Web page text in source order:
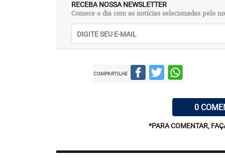
RECEBA NOSSA NEWSLETTER
Comece o dia com as notícias selecionadas pelo
COMPARTILHE
0
*PARA COMENTAR,